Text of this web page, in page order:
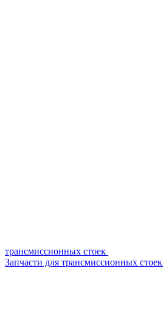
трансмиссионных стоек
Запчасти для трансмиссионных стоек